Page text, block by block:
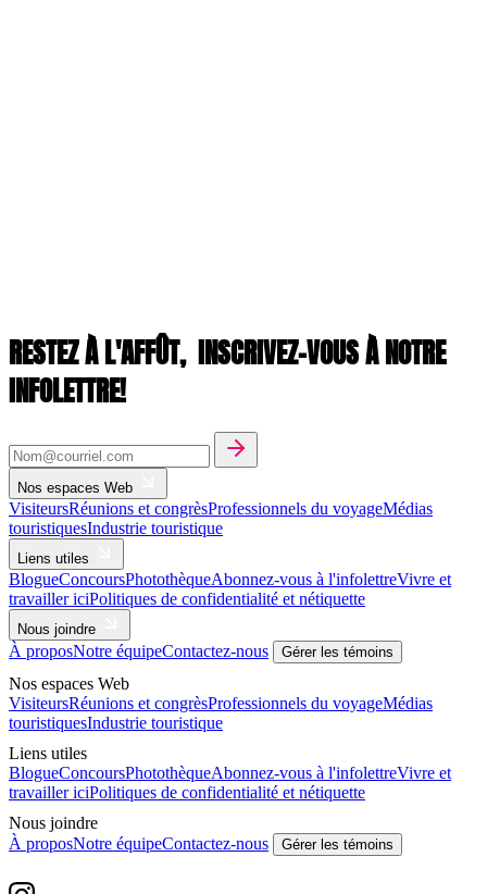
RESTEZ À L'AFFÛT, INSCRIVEZ-VOUS À NOTRE
INFOLETTRE!
Nos espaces Web
VisiteursRéunions et congrèsProfessionnels du voyageMédias
touristiquesIndustrie touristique
Liens utiles
BlogueConcoursPhotothèqueAbonnez-vous à l'infolettreVivre et
travailler iciPolitiques de confidentialité et nétiquette
Nous joindre
À proposNotre équipeContactez-nous Gérer les témoins
Nos espaces Web
VisiteursRéunions et congrèsProfessionnels du voyageMédias
touristiquesIndustrie touristique
Liens utiles
BlogueConcoursPhotothèqueAbonnez-vous à l'infolettreVivre et
travailler iciPolitiques de confidentialité et nétiquette
Nous joindre
À proposNotre équipeContactez-nous Gérer les témoins